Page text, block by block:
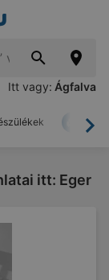
Itt vagy: Ágfalva
itt: Eger